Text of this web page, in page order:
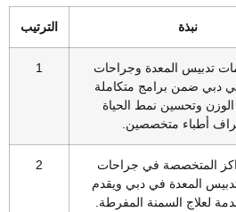
نبذة الترتيب
تدبيس المعدة وجراحات
دبي ضمن برامج متكاملة
وتحسين نمط الحياة
أطباء متخصصين.
1
المتخصصة في جراحات
المعدة في دبي ويقدم
لعلاج السمنة المفرطة.
2